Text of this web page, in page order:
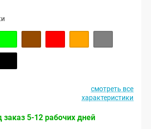
смотреть все
характеристики
заказ 5-12 рабочих дней